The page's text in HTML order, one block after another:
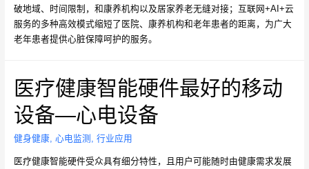
破地域、时间限制，和康养机构以及居家养老无缝对接；互联网+AI+云
服务的多种高效模式缩短了医院、康养机构和老年患者的距离，为广大
老年患者提供心脏保障呵护的服务。
医疗健康智能硬件最好的移动
设备—心电设备
健身健康, 心电监测 , 行业应用
医疗健康智能硬件受众具有细分特性，且用户可能随时由健康需求发展